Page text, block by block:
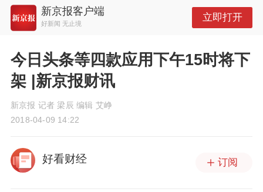
新京报客户端
好新闻 无止境
立即打开
今日头条等四款应用下午15时将下
架 |新京报财讯
新京报 记者 梁辰 编辑 艾峥
2018-04-09 14:22
好看财经 订阅